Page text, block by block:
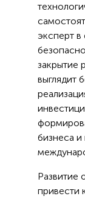
эксперт
закрытие
выглядит
бизнеса и
Развитие
привести